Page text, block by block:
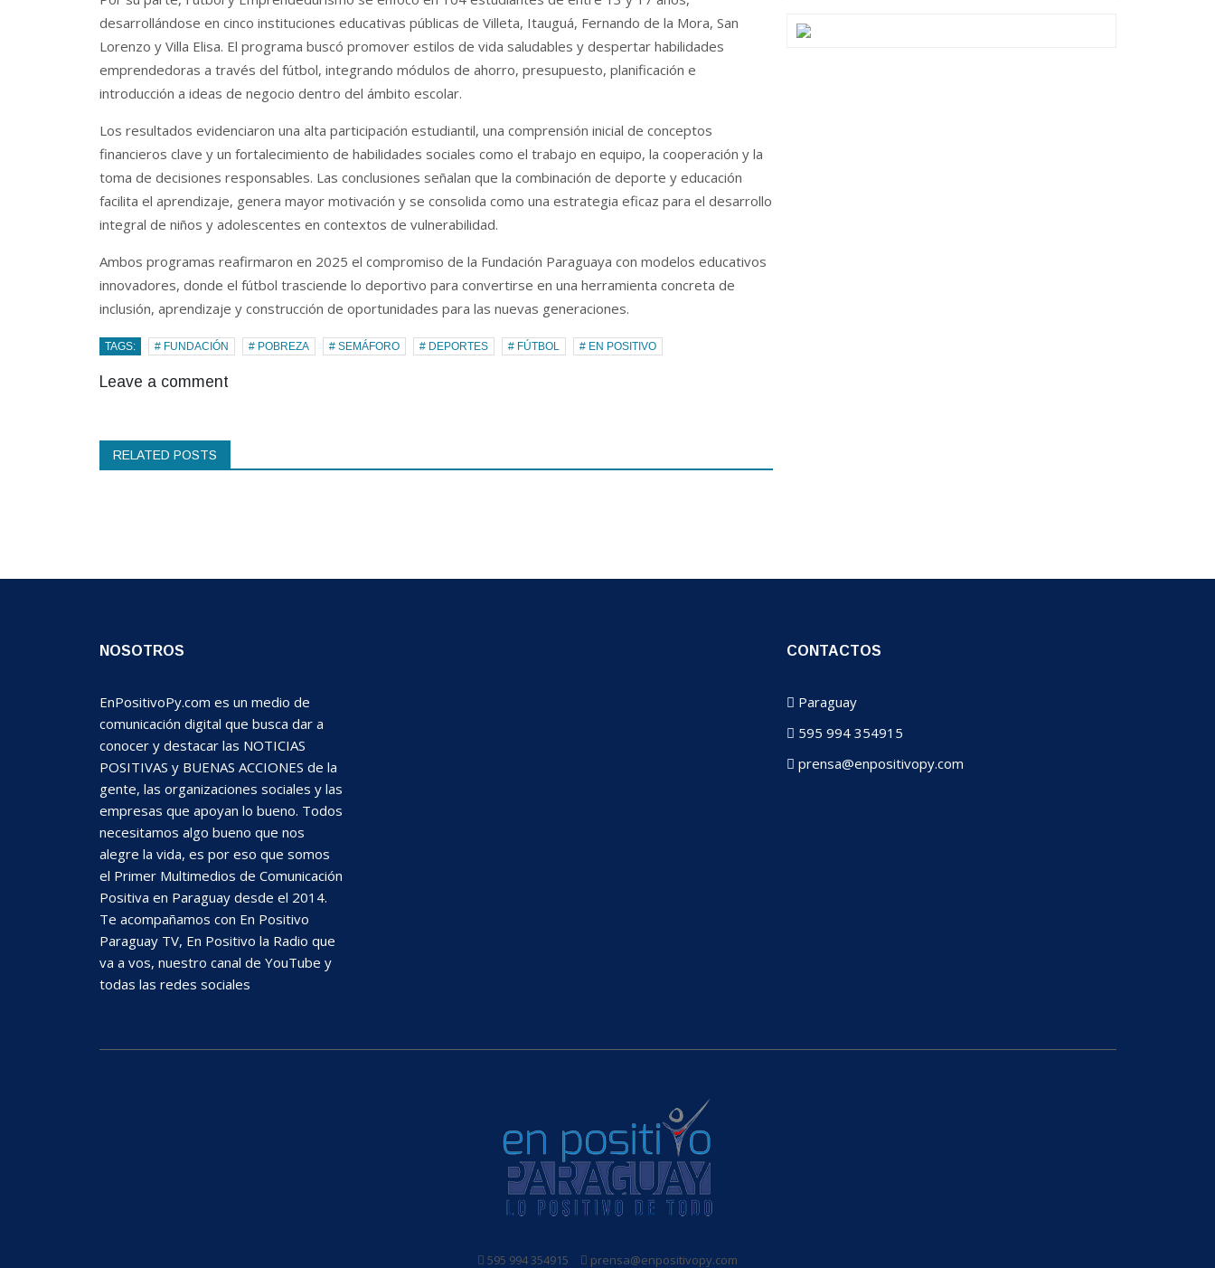
desarrollándose en cinco instituciones educativas públicas de Villeta, Itauguá, Fernando de la Mora, San
Lorenzo y Villa Elisa. El programa buscó promover estilos de vida saludables y despertar habilidades
emprendedoras a través del fútbol, ​​integrando módulos de ahorro, presupuesto, planificación e
introducción a ideas de negocio dentro del ámbito escolar.
Los resultados evidenciaron una alta participación estudiantil, una comprensión inicial de conceptos
financieros clave y un fortalecimiento de habilidades sociales como el trabajo en equipo, la cooperación y la
toma de decisiones responsables. Las conclusiones señalan que la combinación de deporte y educación
facilita el aprendizaje, genera mayor motivación y se consolida como una estrategia eficaz para el desarrollo
integral de niños y adolescentes en contextos de vulnerabilidad.
Ambos programas reafirmaron en 2025 el compromiso de la Fundación Paraguaya con modelos educativos
innovadores, donde el fútbol trasciende lo deportivo para convertirse en una herramienta concreta de
inclusión, aprendizaje y construcción de oportunidades para las nuevas generaciones.
TAGS: # FUNDACIÓN # POBREZA # SEMÁFORO # DEPORTES # FÚTBOL # EN POSITIVO
Leave a comment
RELATED POSTS
NOSOTROS
EnPositivoPy.com es un medio de
comunicación digital que busca dar a
conocer y destacar las NOTICIAS
POSITIVAS y BUENAS ACCIONES de la
gente, las organizaciones sociales y las
empresas que apoyan lo bueno. Todos
necesitamos algo bueno que nos
alegre la vida, es por eso que somos
el Primer Multimedios de Comunicación
Positiva en Paraguay desde el 2014.
Te acompañamos con En Positivo
Paraguay TV, En Positivo la Radio que
va a vos, nuestro canal de YouTube y
todas las redes sociales
CONTACTOS
Paraguay
595 994 354915
prensa@enpositivopy.com
595 994 354915 prensa@enpositivopy.com